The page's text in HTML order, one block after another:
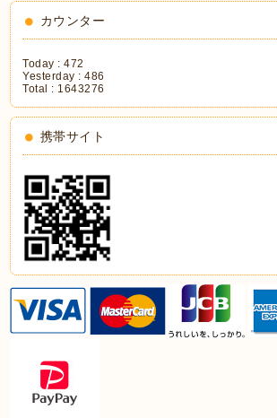
カウンター
Today :472
Yesterday :486
Total : 1643276
携帯サイト